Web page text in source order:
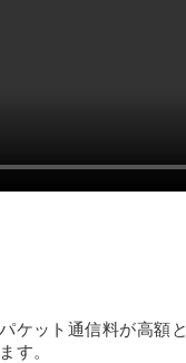
ケット通信料が高額
す。